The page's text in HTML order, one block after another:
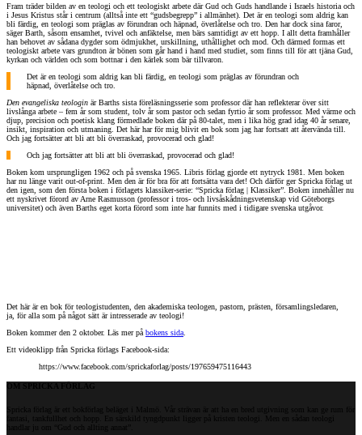
Fram träder bilden av en teologi och ett teologiskt arbete där Gud och Guds handlande i Israels historia och
i Jesus Kristus står i centrum (alltså inte ett “gudsbegrepp” i allmänhet). Det är en teologi som aldrig kan
bli färdig, en teologi som präglas av förundran och häpnad, överlåtelse och tro. Den har dock sina faror,
säger Barth, såsom ensamhet, tvivel och anfäktelse, men bärs samtidigt av ett hopp. I allt detta framhåller
han behovet av sådana dygder som ödmjukhet, urskillning, uthållighet och mod. Och därmed formas ett
teologiskt arbete vars grundton är bönen som går hand i hand med studiet, som finns till för att tjäna Gud,
kyrkan och världen och som bottnar i den kärlek som bär tillvaron.
Det är en teologi som aldrig kan bli färdig, en teologi som präglas av förundran och
häpnad, överlåtelse och tro.
Den evangeliska teologin är Barths sista föreläsningsserie som professor där han reflekterar över sitt
livslånga arbete – fem år som student, tolv år som pastor och sedan fyrtio år som professor. Med värme och
djup, precision och poetisk klang förmedlade boken där på 80-talet, men i lika hög grad idag 40 år senare,
insikt, inspiration och utmaning. Det här har för mig blivit en bok som jag har fortsatt att återvända till.
Och jag fortsätter att bli att bli överraskad, provocerad och glad!
Och jag fortsätter att bli att bli överraskad, provocerad och glad!
Boken kom ursprungligen 1962 och på svenska 1965. Libris förlag gjorde ett nytryck 1981. Men boken
har nu länge varit out-of-print. Men den är för bra för att fortsätta vara det! Och därför ger Spricka förlag ut
den igen, som den första boken i förlagets klassiker-serie: “Spricka förlag | Klassiker”. Boken innehåller nu
ett nyskrivet förord av Arne Rasmusson (professor i tros- och livsåskådningsvetenskap vid Göteborgs
universitet) och även Barths eget korta förord som inte har funnits med i tidigare svenska utgåvor.
Det här är en bok för teologistudenten, den akademiska teologen, pastorn, prästen, församlingsledaren,
ja, för alla som på något sätt är intresserade av teologi!
Boken kommer den 2 oktober. Läs mer på bokens sida
Ett videoklipp från Spricka förlags Facebook-sida:
https://www.facebook.com/sprickaforlag/posts/197659475116443
OM SPRICKA FÖRLAG
Spricka förlag är ett bokförlag beläget i Malmö. Vår strävan är att ha en bred utgivning som kan ge rum för
fantasi, tankfullhet och hopp. En särskild tyngdpunkt ligger på kristen teologi. Men en sådan teologi
handlar ju om “Gud och allting annat”.